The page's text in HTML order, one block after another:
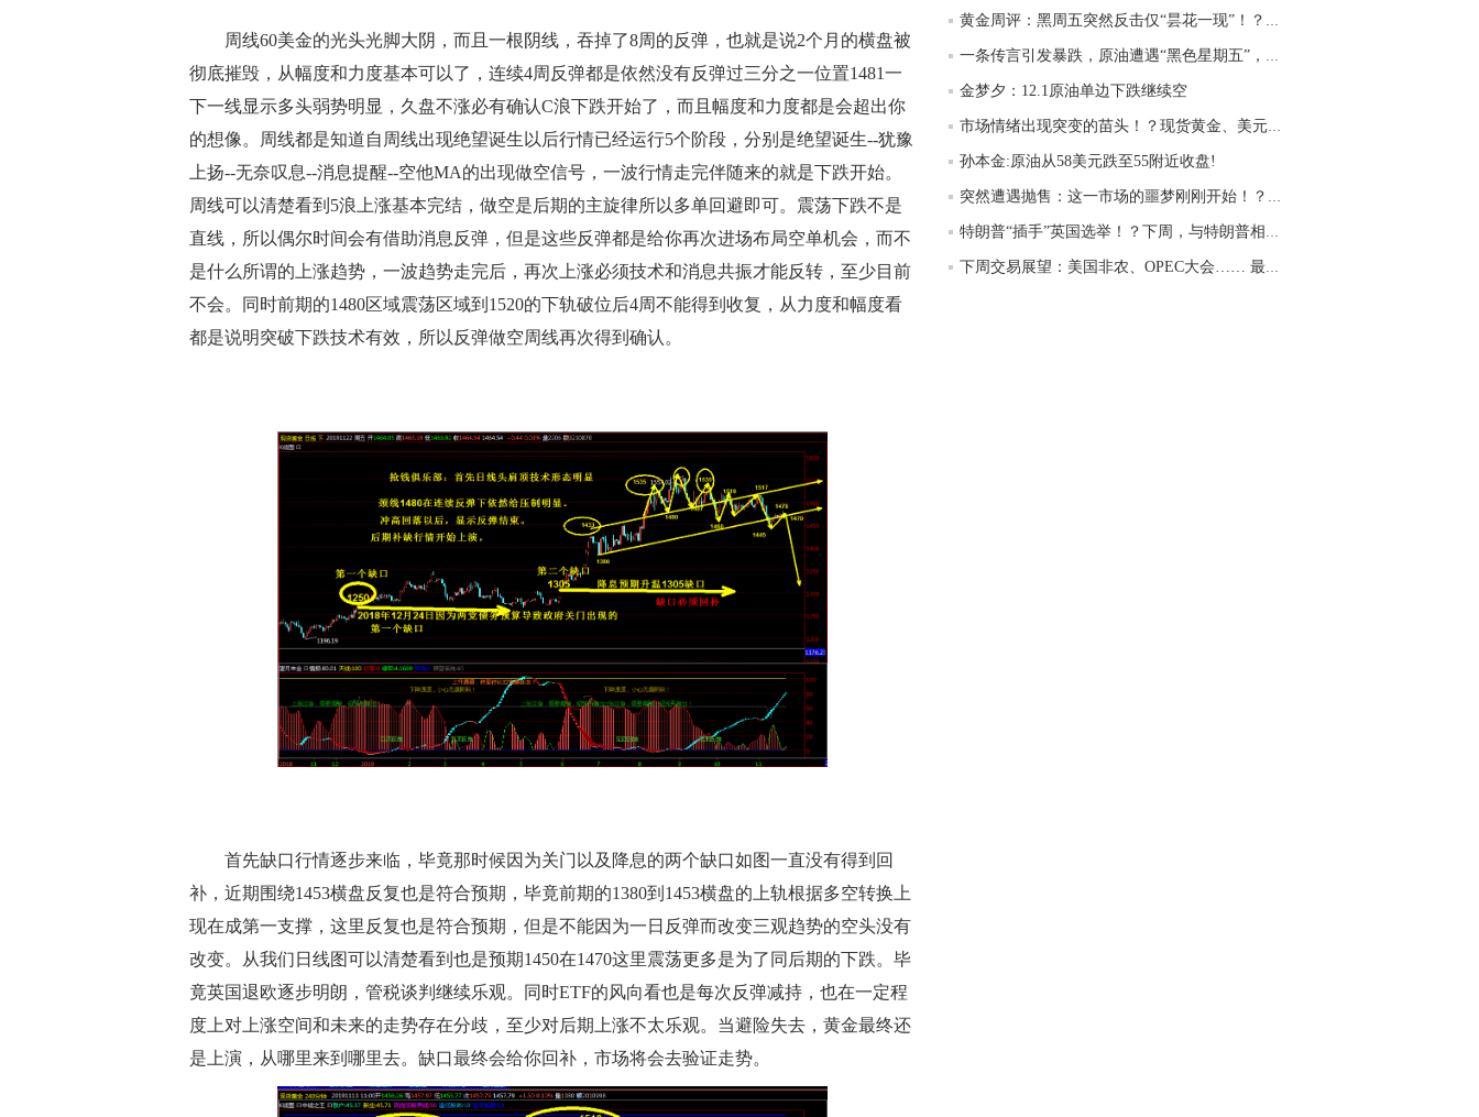
周线60美金的光头光脚大阴，而且一根阴线，吞掉了8周的反弹，也就是说2个月的横盘被
彻底摧毁，从幅度和力度基本可以了，连续4周反弹都是依然没有反弹过三分之一位置1481一
下一线显示多头弱势明显，久盘不涨必有确认C浪下跌开始了，而且幅度和力度都是会超出你
的想像。周线都是知道自周线出现绝望诞生以后行情已经运行5个阶段，分别是绝望诞生--犹豫
上扬--无奈叹息--消息提醒--空他MA的出现做空信号，一波行情走完伴随来的就是下跌开始。
周线可以清楚看到5浪上涨基本完结，做空是后期的主旋律所以多单回避即可。震荡下跌不是
直线，所以偶尔时间会有借助消息反弹，但是这些反弹都是给你再次进场布局空单机会，而不
是什么所谓的上涨趋势，一波趋势走完后，再次上涨必须技术和消息共振才能反转，至少目前
不会。同时前期的1480区域震荡区域到1520的下轨破位后4周不能得到收复，从力度和幅度看
都是说明突破下跌技术有效，所以反弹做空周线再次得到确认。
首先缺口行情逐步来临，毕竟那时候因为关门以及降息的两个缺口如图一直没有得到回
补，近期围绕1453横盘反复也是符合预期，毕竟前期的1380到1453横盘的上轨根据多空转换上
现在成第一支撑，这里反复也是符合预期，但是不能因为一日反弹而改变三观趋势的空头没有
改变。从我们日线图可以清楚看到也是预期1450在1470这里震荡更多是为了同后期的下跌。毕
竟英国退欧逐步明朗，管税谈判继续乐观。同时ETF的风向看也是每次反弹减持，也在一定程
度上对上涨空间和未来的走势存在分歧，至少对后期上涨不太乐观。当避险失去，黄金最终还
是上演，从哪里来到哪里去。缺口最终会给你回补，市场将会去验证走势。
http://mp.cnfol.com/user/58676
匿名网友-中金在线手机网：止损多少 老师
徐文婷：7美金
度。70一50？。
徐文婷：带上止损博弈，实时指导， 关注老
师财经号主页：http://mp.cnfol.com/user/58676
匿名网友-中金在线手机网：
老师好，金现在
黄金周评：黑周五突然反击仅“昙花一现”！？黄...
一条传言引发暴跌，原油遭遇“黑色星期五”，是...
金梦夕：12.1原油单边下跌继续空
市场情绪出现突变的苗头！？现货黄金、美元指数...
孙本金:原油从58美元跌至55附近收盘!
突然遭遇抛售：这一市场的噩梦刚刚开始！？下周...
特朗普“插手”英国选举！？下周，与特朗普相关...
下周交易展望：美国非农、OPEC大会…… 最可能...